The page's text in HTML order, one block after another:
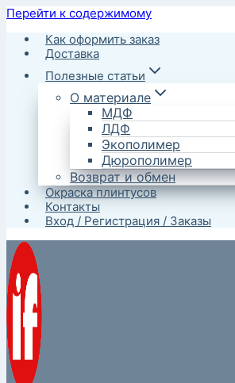
Перейти к содержимому
Как оформить заказ
Доставка
Полезные статьи
О материале
МДФ
ЛДФ
Экополимер
Дюрополимер
Возврат и обмен
Окраска плинтусов
Контакты
Вход / Регистрация / Заказы